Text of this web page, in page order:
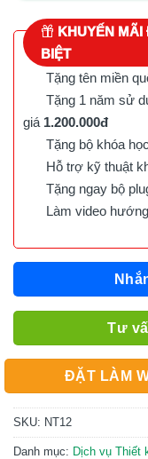
KHUYẾN MÃI
BIỆT
Tặng tên miền
Tặng 1 năm sử
giá 1.200.000đ
Tặng bộ khóa
Hỗ trợ kỹ thuật
Tặng ngay bộ
Làm video
Tư
ĐẶT LÀM
SKU: NT12
Danh mục: Dịch vụ Thiết